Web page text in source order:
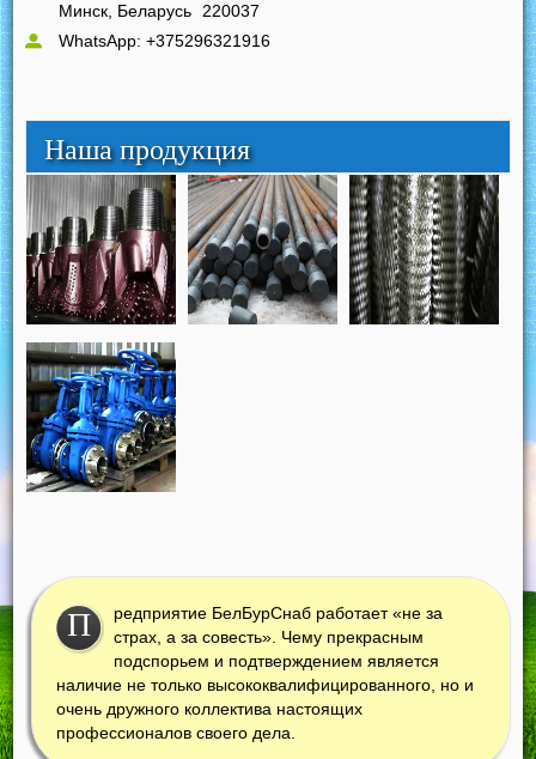
Минск, Беларусь 220037
WhatsApp: +375296321916
Наша продукция
П
редприятие БелБурСнаб работает «не за
страх, а за совесть». Чему прекрасным
подспорьем и подтверждением является
наличие не только высококвалифицированного, но и
очень дружного коллектива настоящих
профессионалов своего дела.